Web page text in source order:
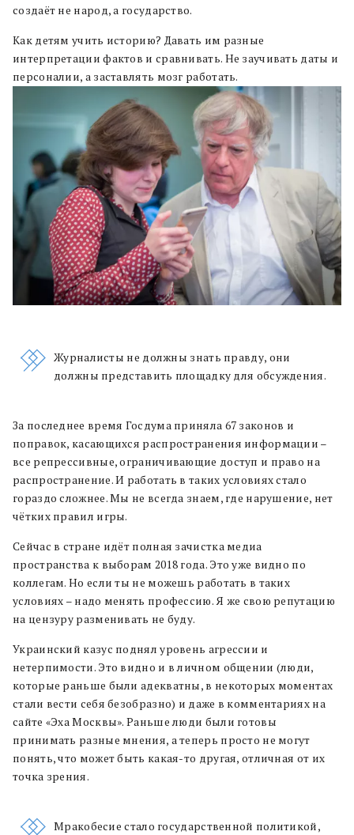
создаёт не народ, а государство.
Как детям учить историю? Давать им разные
интерпретации фактов и сравнивать. Не заучивать даты и
персоналии, а заставлять мозг работать.
Журналисты не должны знать правду, они
должны представить площадку для обсуждения.
За последнее время Госдума приняла 67 законов и
поправок, касающихся распространения информации –
все репрессивные, ограничивающие доступ и право на
распространение. И работать в таких условиях стало
гораздо сложнее. Мы не всегда знаем, где нарушение, нет
чётких правил игры.
Сейчас в стране идёт полная зачистка медиа
пространства к выборам 2018 года. Это уже видно по
коллегам. Но если ты не можешь работать в таких
условиях – надо менять профессию. Я же свою репутацию
на цензуру разменивать не буду.
Украинский казус поднял уровень агрессии и
нетерпимости. Это видно и в личном общении (люди,
которые раньше были адекватны, в некоторых моментах
стали вести себя безобразно) и даже в комментариях на
сайте «Эха Москвы». Раньше люди были готовы
принимать разные мнения, а теперь просто не могут
понять, что может быть какая-то другая, отличная от их
точка зрения.
Мракобесие стало государственной политикой,